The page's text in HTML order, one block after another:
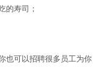
的寿司；
也可以招聘很多员工为你